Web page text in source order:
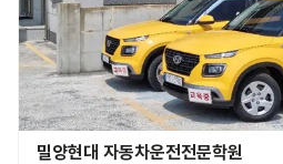
밀양현대 자동차운전전문학원